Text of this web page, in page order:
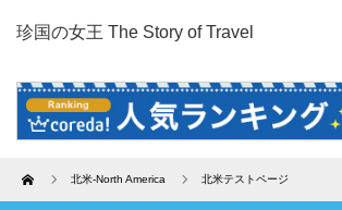
珍国の女王 The Story of Travel
Home 北米-North America 北米テストページ